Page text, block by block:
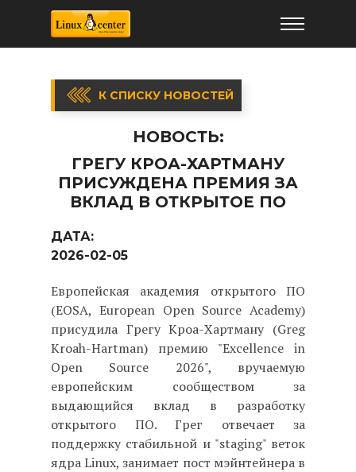
К СПИСКУ НОВОСТЕЙ
НОВОСТЬ:
ГРЕГУ КРОА-ХАРТМАНУ
ПРИСУЖДЕНА ПРЕМИЯ ЗА
ВКЛАД В ОТКРЫТОЕ ПО
ДАТА:
2026-02-05
Европейская академия открытого ПО
(EOSA, European Open Source Academy)
присудила Грегу Кроа-Хартману (Greg
Kroah-Hartman) премию "Excellence in
Open Source 2026", вручаемую
европейским сообществом за
выдающийся вклад в разработку
открытого ПО. Грег отвечает за
поддержку стабильной и "staging" веток
ядра Linux, занимает пост мэйнтейнера в